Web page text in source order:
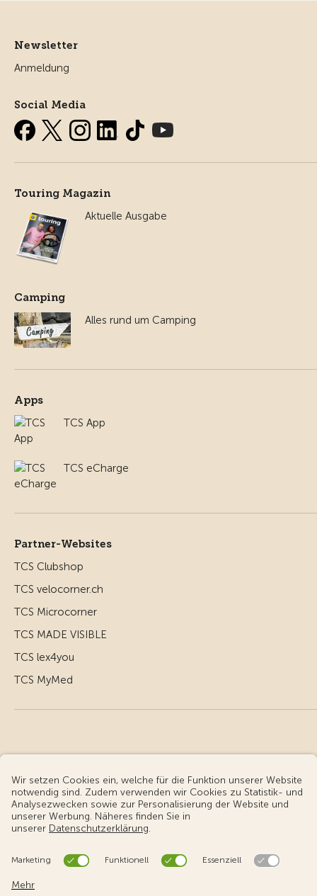
Newsletter
Anmeldung
Social Media
Touring Magazin
Aktuelle Ausgabe
Camping
Alles rund um Camping
Apps
TCS App
TCS eCharge
Partner-Websites
TCS Clubshop
TCS velocorner.ch
TCS Microcorner
TCS MADE VISIBLE
TCS lex4you
TCS MyMed
© Touring Club Schweiz
Benutzungsbedingungen - rechtliche Informationen